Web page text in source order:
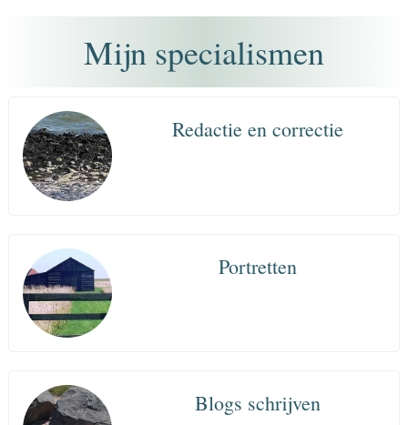
Mijn specialismen
Redactie en correctie
Portretten
Blogs schrijven